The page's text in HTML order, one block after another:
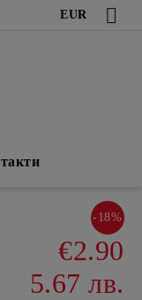
EUR
-18%
€2.90
5.67 лв.